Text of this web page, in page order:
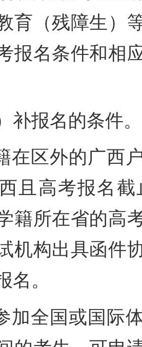
育（残障生）
报名条件和相
报名的条件。
区外的广西户
且高考报名
籍所在省的高
机构出具函件
名。
全国或国际体